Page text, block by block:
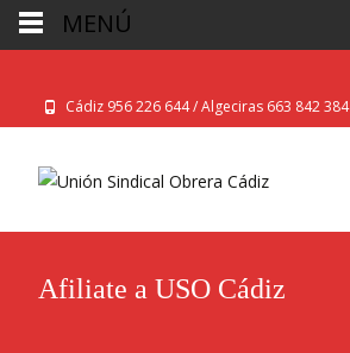
Cádiz 956 226 644 / Algeciras 663 842 384
Afiliate a USO Cádiz
MENÚ